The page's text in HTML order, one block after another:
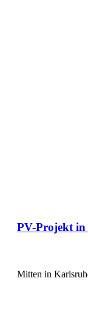
PV-Projekt in
Mitten in